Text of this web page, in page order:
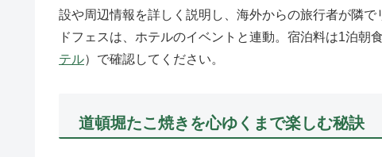
設や周辺情報を詳しく説明し、海外からの旅行者が隣
ドフェスは、ホテルのイベントと連動。宿泊料は1泊朝
テル）で確認してください。
道頓堀たこ焼きを心ゆくまで楽しむ秘訣